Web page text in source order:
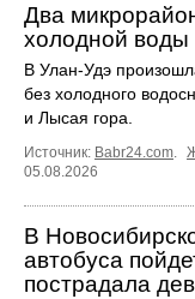
Два
холодной воды
В Улан-Удэ
без холодного
и Лысая гора.
Источник: Babr24.com.
05.08.2026
В
автобуса
пострадала